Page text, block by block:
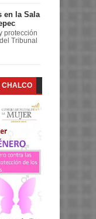
en la Sala
protección
Tribunal
CHALCO